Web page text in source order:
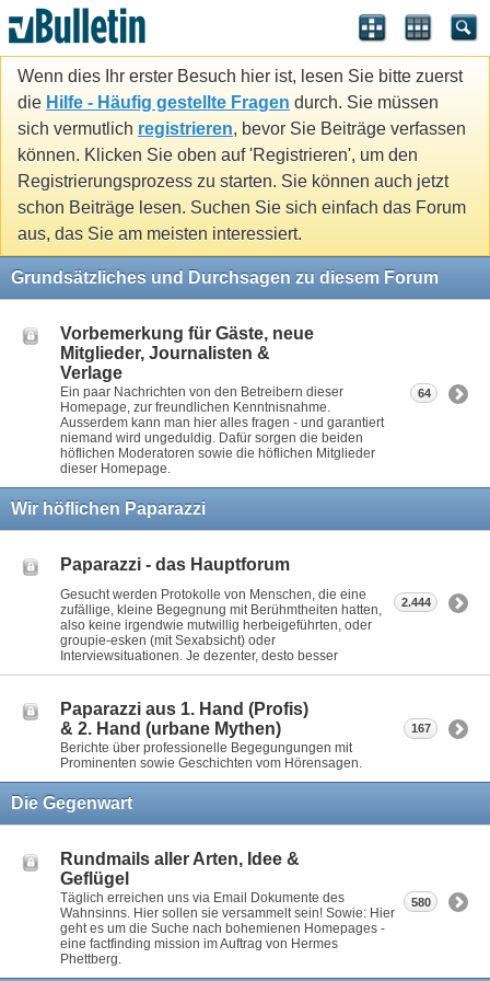
Wenn dies Ihr erster Besuch hier ist, lesen Sie bitte zuerst
die Hilfe - Häufig gestellte Fragen durch. Sie müssen
sich vermutlich registrieren, bevor Sie Beiträge verfassen
können. Klicken Sie oben auf 'Registrieren', um den
Registrierungsprozess zu starten. Sie können auch jetzt
schon Beiträge lesen. Suchen Sie sich einfach das Forum
aus, das Sie am meisten interessiert.
Grundsätzliches und Durchsagen zu diesem Forum
Vorbemerkung für Gäste, neue
Mitglieder, Journalisten &
Verlage
Ein paar Nachrichten von den Betreibern dieser
Homepage, zur freundlichen Kenntnisnahme.
Ausserdem kann man hier alles fragen - und garantiert
niemand wird ungeduldig. Dafür sorgen die beiden
höflichen Moderatoren sowie die höflichen Mitglieder
dieser Homepage.
64
Wir höflichen Paparazzi
Paparazzi - das Hauptforum
Gesucht werden Protokolle von Menschen, die eine
zufällige, kleine Begegnung mit Berühmtheiten hatten,
also keine irgendwie mutwillig herbeigeführten, oder
groupie-esken (mit Sexabsicht) oder
Interviewsituationen. Je dezenter, desto besser
2.444
Paparazzi aus 1. Hand (Profis)
& 2. Hand (urbane Mythen)
Berichte über professionelle Begegungungen mit
Prominenten sowie Geschichten vom Hörensagen.
167
Die Gegenwart
Rundmails aller Arten, Idee &
Geflügel
Täglich erreichen uns via Email Dokumente des
Wahnsinns. Hier sollen sie versammelt sein! Sowie: Hier
geht es um die Suche nach bohemienen Homepages -
eine factfinding mission im Auftrag von Hermes
Phettberg.
580